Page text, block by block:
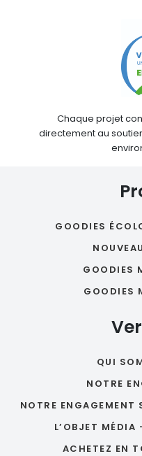
Chaque projet
directement au
GOODIES
GOODIES
GOODIES
QUI
NOTRE
NOTRE ENGAGEMENT
L’OBJET MÉDIA
ACHETEZ EN